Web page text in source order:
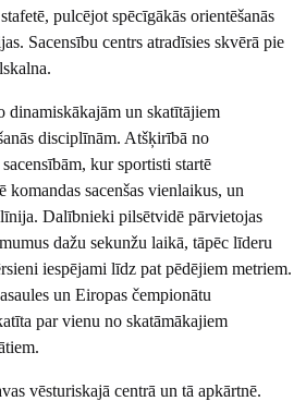
stafetē, pulcējot spēcīgākās orientēšanās
Sacensību centrs atradīsies skvērā pie
dinamiskākajām un skatītājiem
disciplīnām. Atšķirībā no
kur sportisti startē
komandas sacenšas vienlaikus, un
Dalībnieki pilsētvidē pārvietojas
dažu sekunžu laikā, tāpēc līderu
iespējami līdz pat pēdējiem metriem.
un Eiropas čempionātu
par vienu no skatāmākajiem
vēsturiskajā centrā un tā apkārtnē.